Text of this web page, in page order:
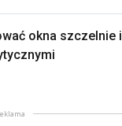
okna szczelnie i